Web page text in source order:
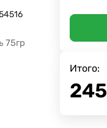
75гр
Итого:
245